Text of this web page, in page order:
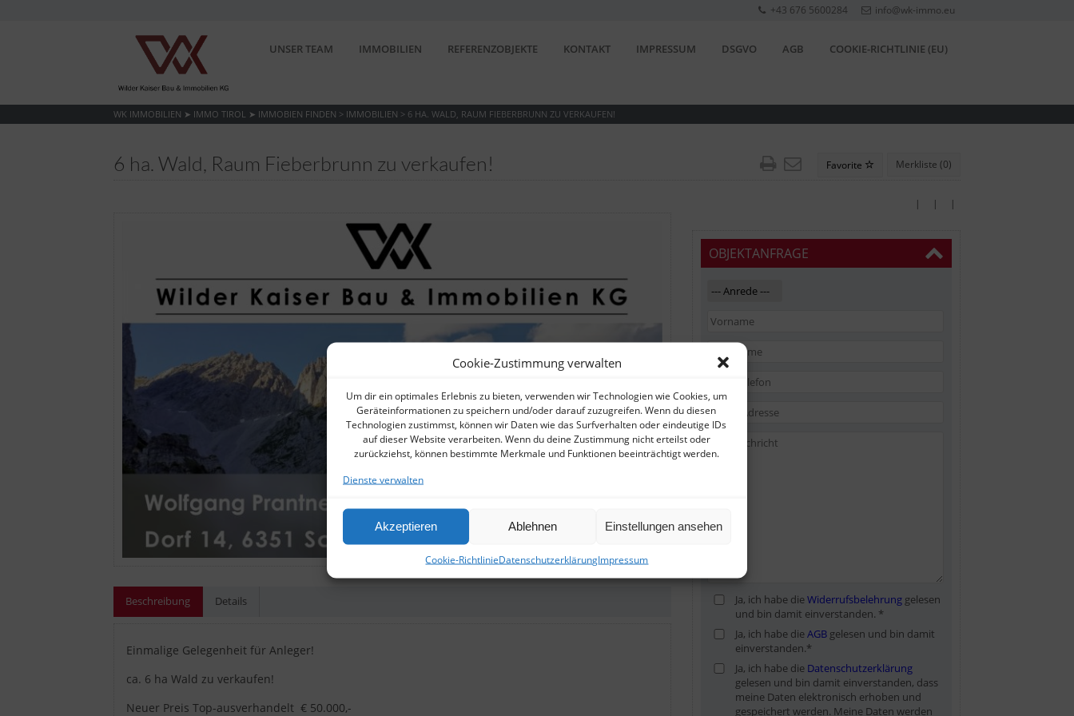
Cookie-Zustimmung verwalten
Um dir ein optimales Erlebnis zu bieten, verwenden wir Technologien wie Cookies, um
Geräteinformationen zu speichern und/oder darauf zuzugreifen. Wenn du diesen
Technologien zustimmst, können wir Daten wie das Surfverhalten oder eindeutige IDs
auf dieser Website verarbeiten. Wenn du deine Zustimmung nicht erteilst oder
zurückziehst, können bestimmte Merkmale und Funktionen beeinträchtigt werden.
Dienste verwalten
Akzeptieren Ablehnen Einstellungen ansehen
Cookie-RichtlinieDatenschutzerklärungImpressum
+43 676 5600284 info@wk-immo.eu
UNSER TEAM IMMOBILIEN REFERENZOBJEKTE KONTAKT IMPRESSUM DSGVO AGB COOKIE-RICHTLINIE (EU)
WK IMMOBILIEN ➤ IMMO TIROL ➤ IMMOBIEN FINDEN > IMMOBILIEN > 6 HA. WALD, RAUM FIEBERBRUNN ZU VERKAUFEN!
6 ha. Wald, Raum Fieberbrunn zu verkaufen! Merkliste (0)
Favorite
| | |
Beschreibung Details
Einmalige Gelegenheit für Anleger!
ca. 6 ha Wald zu verkaufen!
Neuer Preis Top-ausverhandelt € 50.000,-
OBJEKTANFRAGE
Ja, ich habe dieWiderrufsbelehrunggelesen
und bin damit einverstanden. *
Ja, ich habe dieAGBgelesen und bin damit
einverstanden.*
Ja, ich habe die Datenschutzerklärung
gelesen und bin damit einverstanden, dass
meine Daten elektronisch erhoben und
gespeichert werden. Meine Daten werden